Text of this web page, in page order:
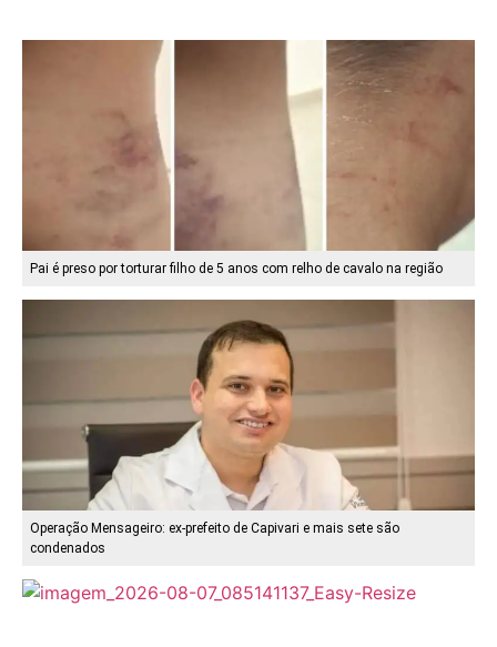
Pai é preso por torturar filho de 5 anos com relho de cavalo na região
Operação Mensageiro: ex-prefeito de Capivari e mais sete são
condenados